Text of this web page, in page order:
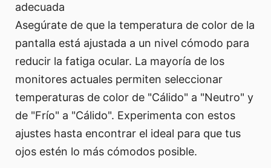
adecuada
Asegúrate de que la temperatura de color de la
pantalla está ajustada a un nivel cómodo para
reducir la fatiga ocular. La mayoría de los
monitores actuales permiten seleccionar
temperaturas de color de "Cálido" a "Neutro" y
de "Frío" a "Cálido". Experimenta con estos
ajustes hasta encontrar el ideal para que tus
ojos estén lo más cómodos posible.